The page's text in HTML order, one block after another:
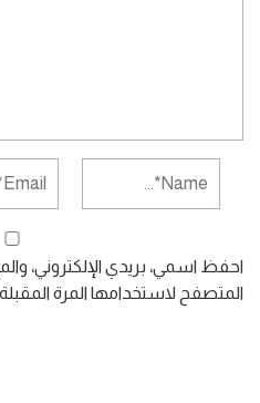
احفظ اسمي، بريدي الإلكتروني،
المتصفح لاستخدامها المرة